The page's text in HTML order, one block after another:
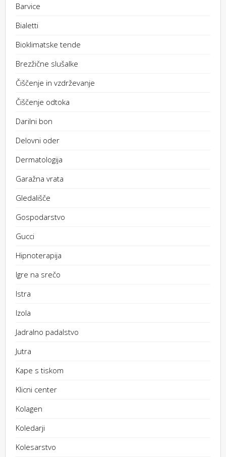
Barvice
Bialetti
Bioklimatske tende
Brezžične slušalke
Čiščenje in vzdrževanje
Čiščenje odtoka
Darilni bon
Delovni oder
Dermatologija
Garažna vrata
Gledališče
Gospodarstvo
Gucci
Hipnoterapija
Igre na srečo
Istra
Izola
Jadralno padalstvo
Jutra
Kape s tiskom
Klicni center
Kolagen
Koledarji
Kolesarstvo